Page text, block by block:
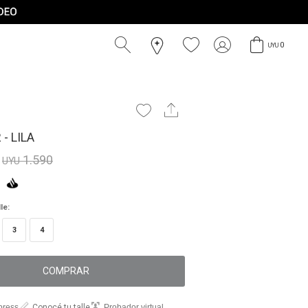
UYU 0
- LILA
UYU 1.590
3 4
COMPRAR